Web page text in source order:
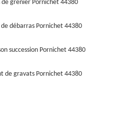
de grenier Pornichet 44380
débarras Pornichet 44380
succession Pornichet 44380
de gravats Pornichet 44380